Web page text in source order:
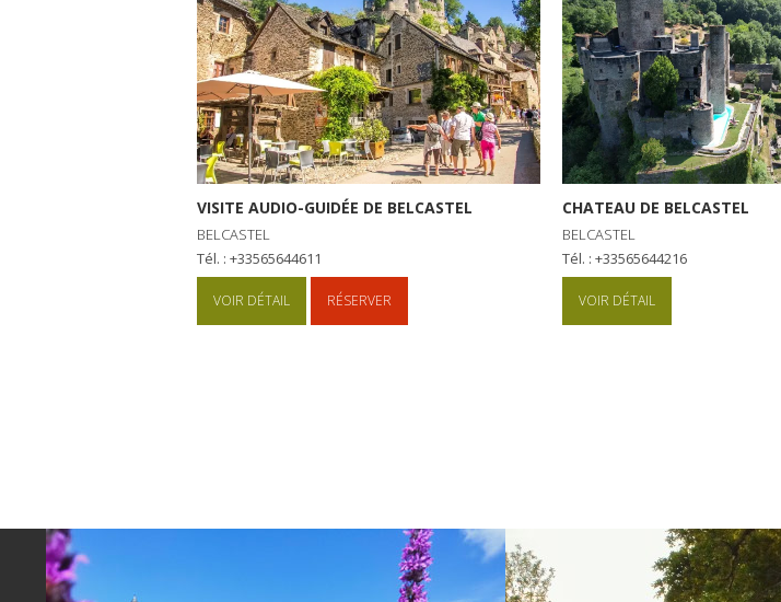
VISITE AUDIO-GUIDÉE DE BELCASTEL
BELCASTEL
Tél. : +33565644611
VOIR DÉTAIL RÉSERVER
CHATEAU DE BELCASTEL
BELCASTEL
Tél. : +33565644216
VOIR DÉTAIL